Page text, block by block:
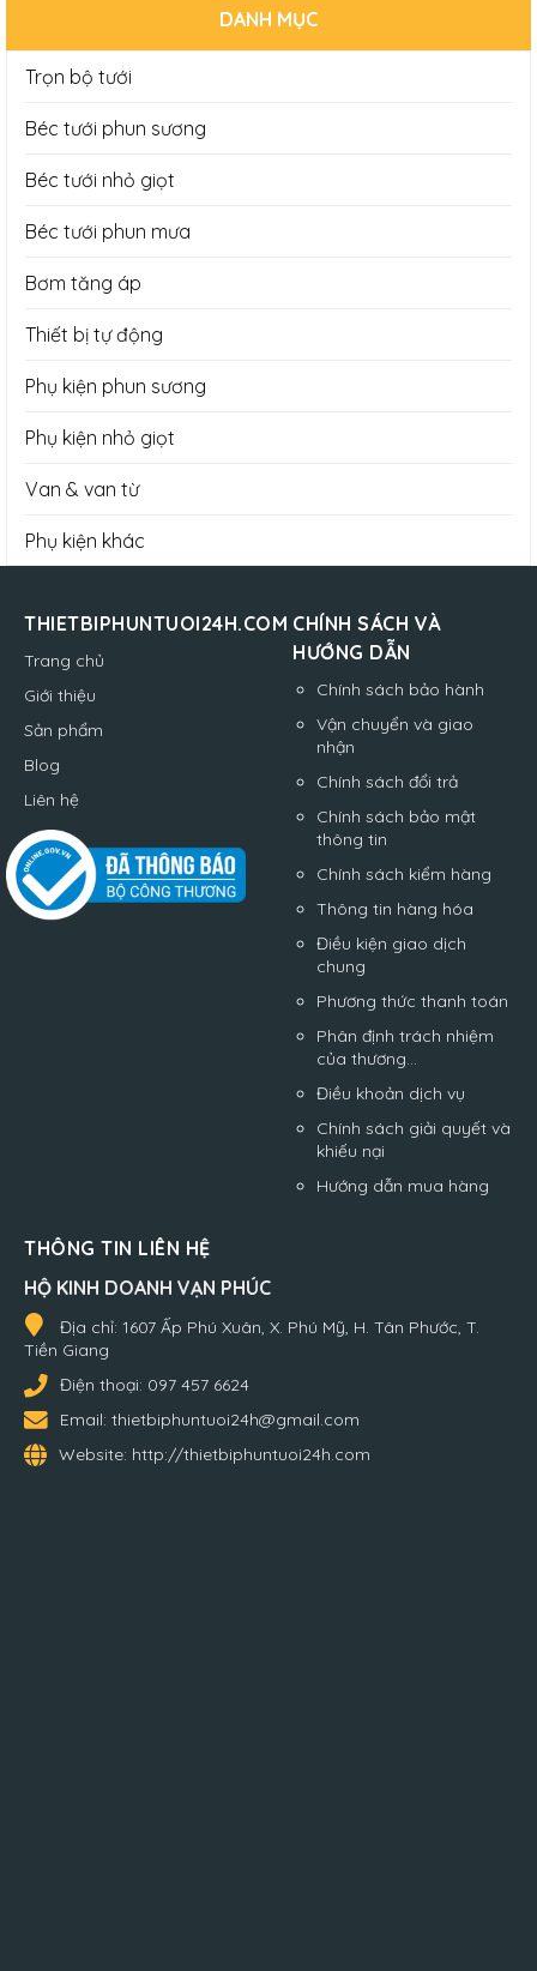
DANH MỤC
Trọn bộ tưới
Béc tưới phun sương
Béc tưới nhỏ giọt
Béc tưới phun mưa
Bơm tăng áp
Thiết bị tự động
Phụ kiện phun sương
Phụ kiện nhỏ giọt
Van & van từ
Phụ kiện khác
THIETBIPHUNTUOI24H.COM
Trang chủ
Giới thiệu
Sản phẩm
Blog
Liên hệ
CHÍNH SÁCH VÀ
HƯỚNG DẪN
Chính sách bảo hành
Vận chuyển và giao
nhận
Chính sách đổi trả
Chính sách bảo mật
thông tin
Chính sách kiểm hàng
Thông tin hàng hóa
Điều kiện giao dịch
chung
Phương thức thanh toán
Phân định trách nhiệm
của thương...
Điều khoản dịch vụ
Chính sách giải quyết và
khiếu nại
Hướng dẫn mua hàng
THÔNG TIN LIÊN HỆ
HỘ KINH DOANH VẠN PHÚC
Địa chỉ: 1607 Ấp Phú Xuân, X. Phú Mỹ, H. Tân Phước, T.
Tiền Giang
Điện thoại: 097 457 6624
Email: thietbiphuntuoi24h@gmail.com
Website: http://thietbiphuntuoi24h.com